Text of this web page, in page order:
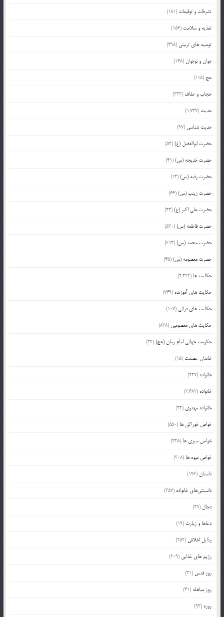
تشرفات و توقیعات (181)
تغذیه و سلامت (156)
توصیه های تربیتی (498)
جوان و نوجوان(148)
حج (118)
حجاب و عفاف (333)
حدیث (1,737)
حدیث شناسی (97)
حضرت ابوالفضل (ع)(54)
حضرت خدیجه (س)(41)
حضرت رقیه (س)(13)
حضرت زینب (س)(66)
حضرت علی اکبر (ع)(23)
حضرت فاطمه (س)(530)
حضرت محمد (ص)(613)
حضرت معصومه (س)(45)
حکایت ها (2,244)
حکایت های آموزنده (749)
حکایت های قرآنی (107)
حکایت های معصومین (838)
حکومت جهانی امام زمان (عج)(24)
خاندان عصمت (15)
خانواده (227)
خانواده (2,682)
خانواده مهدوی (22)
خواص خوراکی ها (550)
خواص سبزی ها (228)
خواص میوه ها (308)
داستان(146)
دانستنی‌های خانواده (357)
دجال (29)
دعاها و زیارت (19)
رذایل اخلاقی (252)
رژیم های غذایی (209)
روز قدس (31)
روز مباهله (41)
روزه (93)